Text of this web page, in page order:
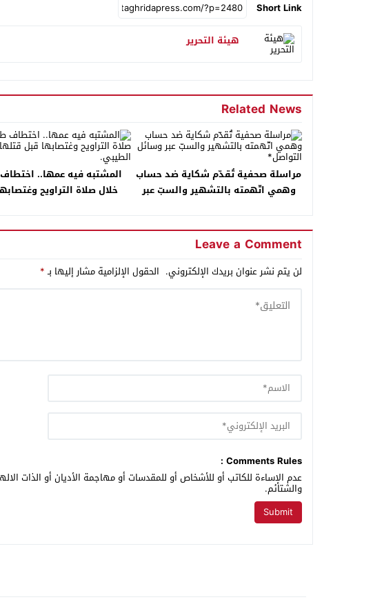
Short Link
هيئة التحرير
Related News
مراسلة صحفية تُقدّم شكاية ضد حساب
وهمي اتّهمته بالتشهير والسبّ عبر
المشتبه فيه عمها..
خلال صلاة التراويح
Leave a Comment
لن يتم نشر عنوان بريدك الإلكتروني. الحقول الإلزامية مشار إليها بـ*
Comments Rules :
عدم الإساءة للكاتب أو للأشخاص أو للمقدسات أو مهاجمة الأديان أو الذات
والشتائم.